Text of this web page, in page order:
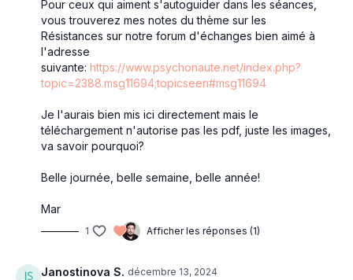
Pour ceux qui aiment s'autoguider dans les séances,
vous trouverez mes notes du thème sur les
Résistances sur notre forum d'échanges bien aimé à
l'adresse
suivante: https://www.psychonaute.net/index.php?
topic=2388.msg11694;topicseen#msg11694
Je l'aurais bien mis ici directement mais le
téléchargement n'autorise pas les pdf, juste les images,
va savoir pourquoi?
Belle journée, belle semaine, belle année!
Mar
1 Afficher les réponses (1)
Janostinova S. décembre 13, 2024